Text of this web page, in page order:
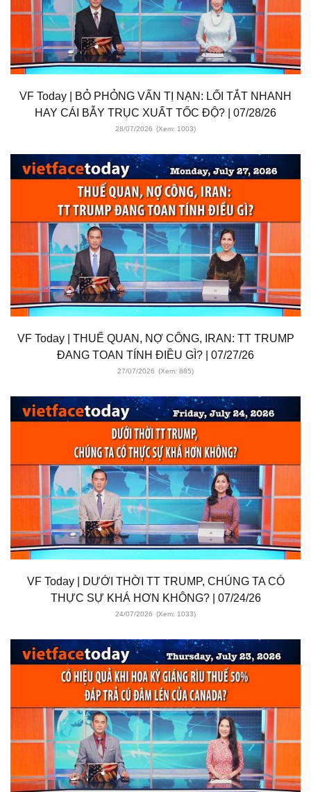
VF Today | BỎ PHỎNG VẤN TỊ NẠN: LỐI TẮT NHANH
HAY CÁI BẪY TRỤC XUẤT TỐC ĐỘ? | 07/28/26
28/07/2026 (Xem: 1003)
VF Today | THUẾ QUAN, NỢ CÔNG, IRAN: TT TRUMP
ĐANG TOAN TÍNH ĐIỀU GÌ? | 07/27/26
27/07/2026 (Xem: 885)
VF Today | DƯỚI THỜI TT TRUMP, CHÚNG TA CÓ
THỰC SỰ KHÁ HƠN KHÔNG? | 07/24/26
24/07/2026 (Xem: 1033)